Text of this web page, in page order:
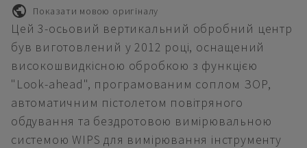
Показати мовою оригіналу
Цей 3-осьовий вертикальний обробний центр
був виготовлений у 2012 році, оснащений
високошвидкісною обробкою з функцією
"Look-ahead", програмованим соплом ЗОР,
автоматичним пістолетом повітряного
обдування та бездротовою вимірювальною
системою WIPS для вимірювання інструменту